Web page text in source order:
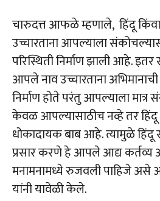
चारुदत्त आफळे म्हणाले, हिंदू
उच्चारताना आपल्याला
परिस्थिती निर्माण झाली आहे.
आपले नाव उच्चारताना अभिमानाची
निर्माण होते परंतु आपल्याला मात्र
केवळ आपल्यासाठीच नव्हे तर
धोकादायक बाब आहे. त्यामुळे हिंदू
प्रसार करणे हे आपले आद्य
मनामनामध्ये रुजवली पाहिजे
यांनी यावेळी केले.